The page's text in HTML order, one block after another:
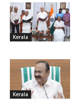
Kerala
Kerala